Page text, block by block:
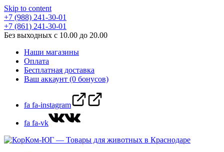
Skip to content
+7 (988) 241-30-01
+7 (861) 241-30-01
Без выходных с 10.00 до 20.00
Наши магазины
Оплата
Бесплатная доставка
Ваш аккаунт (0 бонусов)
fa fa-instagram
fa fa-vk